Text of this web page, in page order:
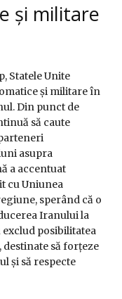
și militare
Statele Unite
și militare în
Din punct de
să caute
asupra
a accentuat
cu Uniunea
sperând că o
Iranului la
exclud posibilitatea
să forțeze
și să respecte